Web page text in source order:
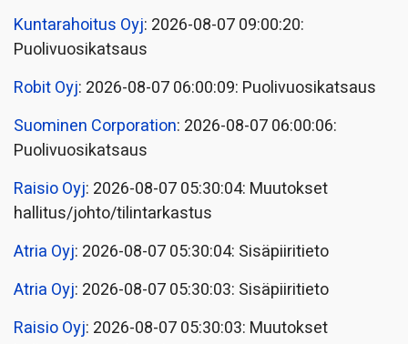
Kuntarahoitus Oyj: 2026-08-07 09:00:20:
Puolivuosikatsaus
Robit Oyj: 2026-08-07 06:00:09: Puolivuosikatsaus
Suominen Corporation: 2026-08-07 06:00:06:
Puolivuosikatsaus
Raisio Oyj: 2026-08-07 05:30:04: Muutokset
hallitus/johto/tilintarkastus
Atria Oyj: 2026-08-07 05:30:04: Sisäpiiritieto
Atria Oyj: 2026-08-07 05:30:03: Sisäpiiritieto
Raisio Oyj: 2026-08-07 05:30:03: Muutokset